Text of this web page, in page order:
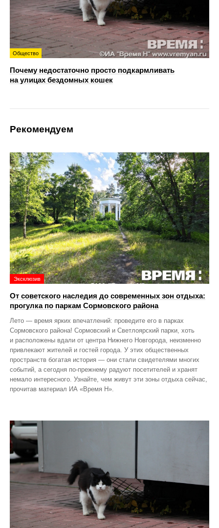
Общество
Почему недостаточно просто подкармливать
на улицах бездомных кошек
Рекомендуем
Эксклюзив
От советского наследия до современных зон отдыха:
прогулка по паркам Сормовского района
Лето — время ярких впечатлений: проведите его в парках
Сормовского района! Сормовский и Светлоярский парки, хоть
и расположены вдали от центра Нижнего Новгорода, неизменно
привлекают жителей и гостей города. У этих общественных
пространств богатая история — они стали свидетелями многих
событий, а сегодня по‑прежнему радуют посетителей и хранят
немало интересного. Узнайте, чем живут эти зоны отдыха сейчас,
прочитав материал ИА «Время Н».